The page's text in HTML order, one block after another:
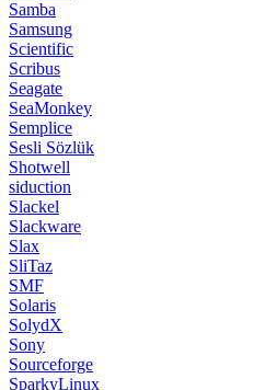
Samba
Samsung
Scientific
Scribus
Seagate
SeaMonkey
Semplice
Sesli Sözlük
Shotwell
siduction
Slackel
Slackware
Slax
SliTaz
SMF
Solaris
SolydX
Sony
Sourceforge
SparkyLinux